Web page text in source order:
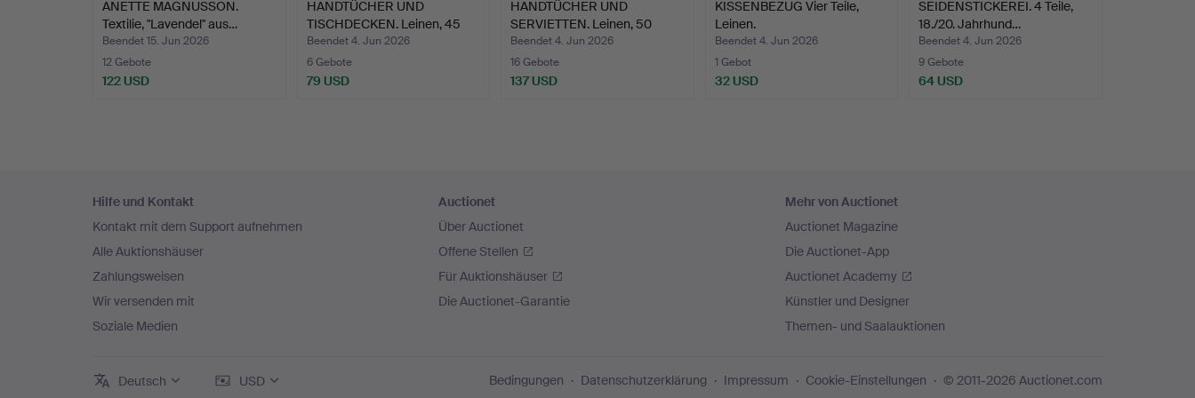
ANETTE MAGNUSSON.
Textilie, "Lavendel" aus…
Beendet 15. Jun 2026
12 Gebote
122 USD
HANDTÜCHER UND
TISCHDECKEN. Leinen, 45
Stü…
Beendet 4. Jun 2026
6 Gebote
79 USD
HANDTÜCHER UND
SERVIETTEN. Leinen, 50
Stüc…
Beendet 4. Jun 2026
16 Gebote
137 USD
KISSENBEZUG Vier Teile,
Leinen.
Beendet 4. Jun 2026
1 Gebot
32 USD
SEIDENSTICKEREI. 4 Teile,
18./20. Jahrhund…
Beendet 4. Jun 2026
9 Gebote
64 USD
Navigation
Hilfe und Kontakt
Kontakt mit dem Support aufnehmen
Alle Auktionshäuser
Zahlungsweisen
Wir versenden mit
Soziale Medien
Auctionet
Über Auctionet
Offene Stellen
Für Auktionshäuser
Die Auctionet-Garantie
Mehr von Auctionet
Auctionet Magazine
Die Auctionet-App
Auctionet Academy
Künstler und Designer
Themen- und Saalauktionen
Deutsch USD Bedingungen Datenschutzerklärung Impressum Cookie-Einstellungen © 2011-2026 Auctionet.com